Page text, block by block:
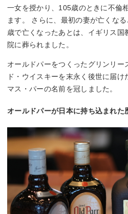
一女を授かり、105歳のときに不倫
ます。 さらに、最初の妻が亡くな
歳で亡くなったあとは、イギリス
院に葬られました。
オールドパーをつくったグリンリー
ド・ウイスキーを末永く後世に届
マス・パーの名前を冠しました。
オールドパーが日本に持ち込まれた